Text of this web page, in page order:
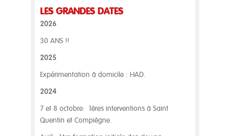
LES GRANDES DATES
2026
30 ANS !!
2025
Expérimentation à domicile : HAD.
2024
7 et 8 octobre: 1ères interventions à Saint
Quentin et Compiègne.